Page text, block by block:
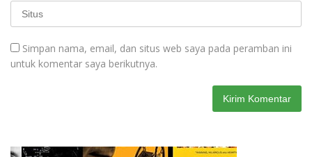
Simpan nama, email, dan situs web saya pada peramban ini
untuk komentar saya berikutnya.